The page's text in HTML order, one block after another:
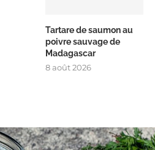
Tartare de saumon au
poivre sauvage de
Madagascar
8 août 2026